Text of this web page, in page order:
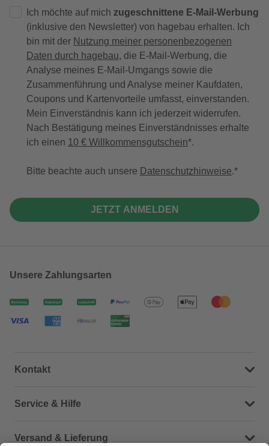
Ich möchte auf mich zugeschnittene E-Mail-Werbung
(inklusive den Newsletter) von hagebau erhalten. Ich
bin mit der Nutzung meiner personenbezogenen
Daten durch hagebau, die E-Mail-Werbung, die
Analyse meines E-Mail-Umgangs sowie die
Zusammenführung und Analyse meiner Kaufdaten,
Coupons und Kartenvorteile umfasst, einverstanden.
Mein Einverständnis kann ich jederzeit widerrufen.
Nach Bestätigung meines Einverständnisses erhalte
ich einen 10 € Willkommensgutschein*.
Bitte beachte auch unsere Datenschutzhinweise.
JETZT ANMELDEN
Unsere Zahlungsarten
Kontakt
Dein Kontakt zu uns
Service & Hilfe
Häufige Fragen (FAQ)
Versand & Lieferung